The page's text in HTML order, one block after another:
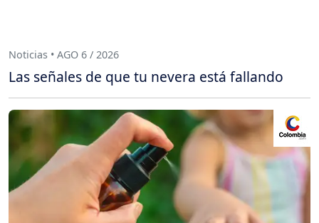
Noticias • AGO 6 / 2026
Las señales de que tu nevera está fallando